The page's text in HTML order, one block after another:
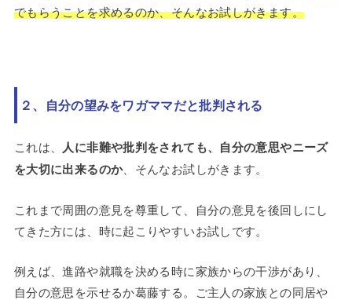
でもらうことを求めるのか、そんなお試しがきます。
２、自分の望みをワガママだと批判される
これは、 人に非難や批判をされても、自分の意思やニーズ
を大切に出来るのか、そんなお試しがきます。
これまで周囲の意見を尊重して、自分の意見を後回しにし
てきた方には、時に起こりやすいお試しです。
例えば、進路や就職を決める時に家族からの干渉があり、
自分の意思を示せるか葛藤する。ご主人の家族との同居や